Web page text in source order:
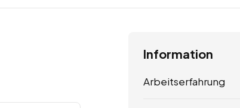
Information
Arbeitserfahrung